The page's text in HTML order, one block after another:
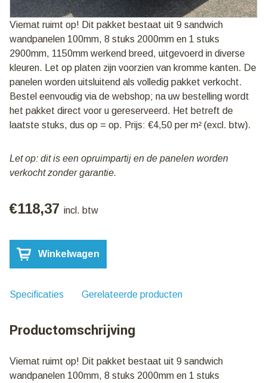
Viemat ruimt op! Dit pakket bestaat uit 9 sandwich
wandpanelen 100mm, 8 stuks 2000mm en 1 stuks
2900mm, 1150mm werkend breed, uitgevoerd in diverse
kleuren. Let op platen zijn voorzien van kromme kanten. De
panelen worden uitsluitend als volledig pakket verkocht.
Bestel eenvoudig via de webshop; na uw bestelling wordt
het pakket direct voor u gereserveerd. Het betreft de
laatste stuks, dus op = op. Prijs: €4,50 per m² (excl. btw).
Let op: dit is een opruimpartij en de panelen worden
verkocht zonder garantie.
€118,37 incl. btw
Pakket
113:
Sandwich
100mm
kleuren
|
€
Winkelwagen
Specificaties Gerelateerde producten
Productomschrijving
Viemat ruimt op! Dit pakket bestaat uit 9 sandwich
wandpanelen 100mm, 8 stuks 2000mm en 1 stuks